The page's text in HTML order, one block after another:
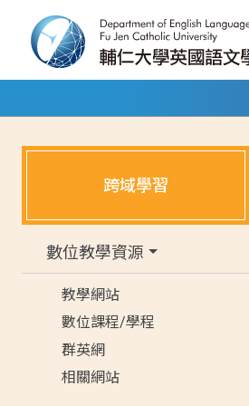
跨域學習
數位教學資源
教學網站
數位課程/學程
群英網
相關網站